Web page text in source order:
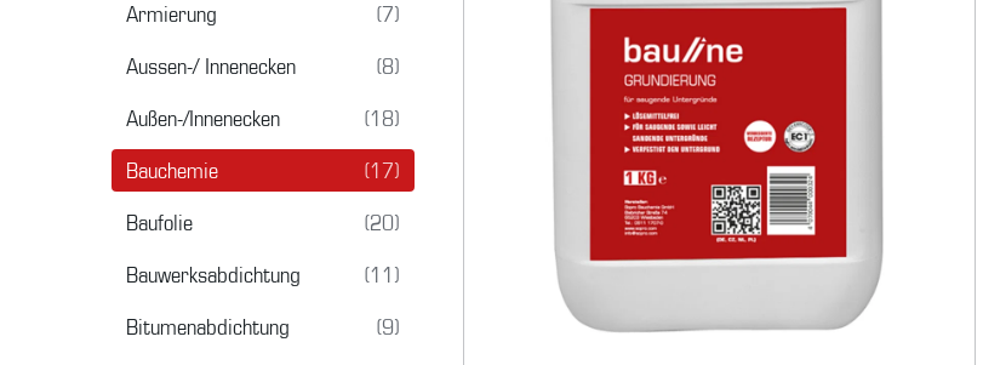
Armierung (7)
Aussen-/ Innenecken (8)
Außen-/Innenecken (18)
Bauchemie (17)
Baufolie (20)
Bauwerksabdichtung (11)
Bitumenabdichtung (9)